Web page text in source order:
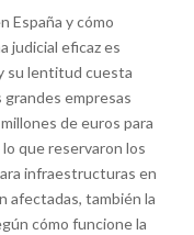
España y cómo
judicial eficaz es
su lentitud cuesta
grandes empresas
de euros para
que reservaron los
infraestructuras en
afectadas, también la
cómo funcione la